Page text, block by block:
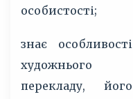
особистості;
знає особливості
художнього
перекладу, його